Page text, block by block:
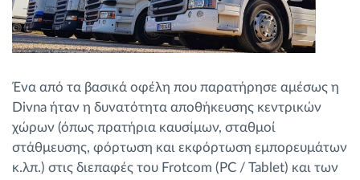
Ένα από τα βασικά οφέλη που παρατήρησε αμέσως η
Divna ήταν η δυνατότητα αποθήκευσης κεντρικών
χώρων (όπως πρατήρια καυσίμων, σταθμοί
στάθμευσης, φόρτωση και εκφόρτωση εμπορευμάτων
κ.λπ.) στις διεπαφές του Frotcom (PC / Tablet) και των